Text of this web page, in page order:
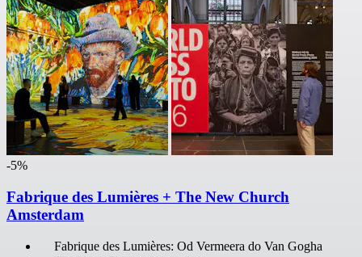
-5%
Fabrique des Lumières + The New Church
Amsterdam
Fabrique des Lumières: Od Vermeera do Van Gogha